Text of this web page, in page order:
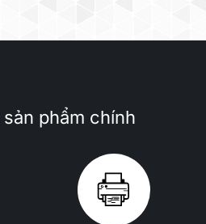
phẩm chính